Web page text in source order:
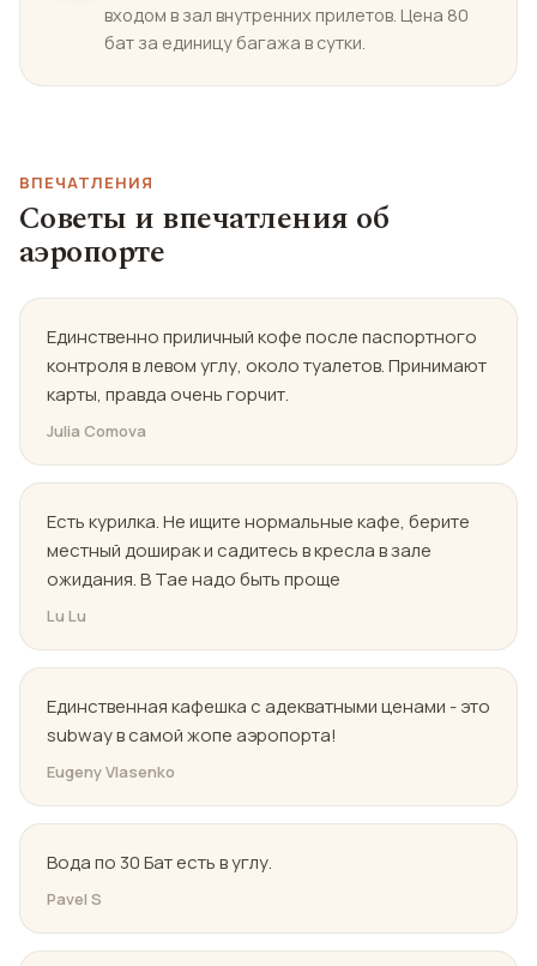
входом в зал внутренних прилетов. Цена 80
бат за единицу багажа в сутки.
ВПЕЧАТЛЕНИЯ
Советы и впечатления об
аэропорте
Единственно приличный кофе после паспортного
контроля в левом углу, около туалетов. Принимают
карты, правда очень горчит.
Julia Comova
Есть курилка. Не ищите нормальные кафе, берите
местный доширак и садитесь в кресла в зале
ожидания. В Тае надо быть проще
Lu Lu
Единственная кафешка с адекватными ценами - это
subway в самой жопе аэропорта!
Eugeny Vlasenko
Вода по 30 Бат есть в углу.
Pavel S